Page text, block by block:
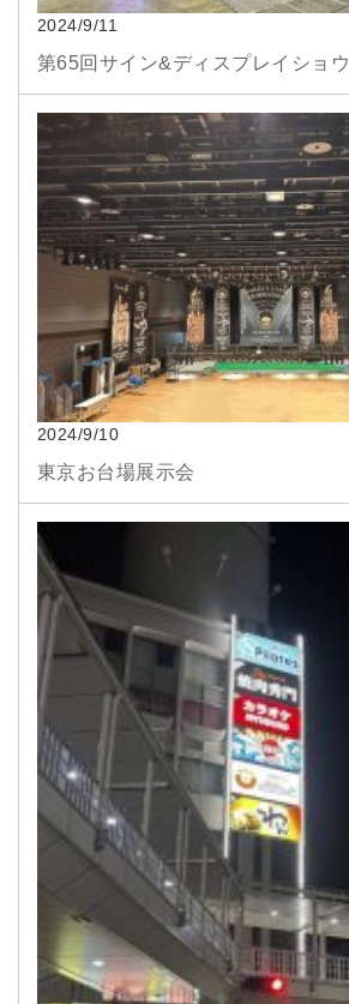
2024/9/11
第65回サイン&ディスプレイショウ
2024/9/10
東京お台場展示会